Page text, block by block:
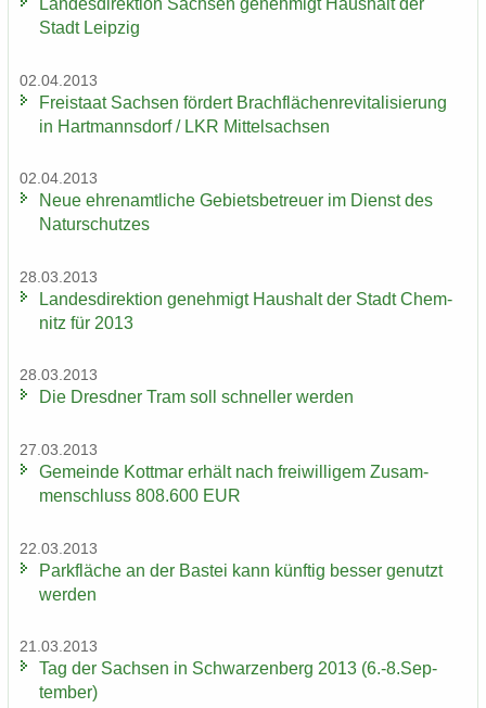
Lan­des­di­rek­ti­on Sach­sen ge­neh­migt Haus­halt der
Stadt Leip­zig
02.04.2013
Frei­staat Sach­sen för­dert Brach­flä­chen­re­vi­ta­li­sie­rung
in Hart­manns­dorf / LKR Mit­tel­sach­sen
02.04.2013
Neue eh­ren­amt­li­che Ge­biets­be­treu­er im Dienst des
Na­tur­schut­zes
28.03.2013
Lan­des­di­rek­ti­on ge­neh­migt Haus­halt der Stadt Chem­
nitz für 2013
28.03.2013
Die Dresd­ner Tram soll schnel­ler wer­den
27.03.2013
Ge­mein­de Kott­mar er­hält nach frei­wil­li­gem Zu­sam­
men­schluss 808.600 EUR
22.03.2013
Park­flä­che an der Bas­tei kann künf­tig bes­ser ge­nutzt
wer­den
21.03.2013
Tag der Sach­sen in Schwar­zen­berg 2013 (6.-8.Sep­
tem­ber)